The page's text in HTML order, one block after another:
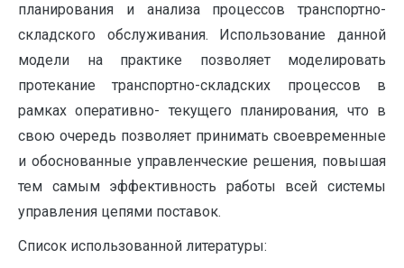
планирования и анализа процессов транспортно-
складского обслуживания. Использование данной
модели на практике позволяет моделировать
протекание транспортно-складских процессов в
рамках оперативно- текущего планирования, что в
свою очередь позволяет принимать своевременные
и обоснованные управленческие решения, повышая
тем самым эффективность работы всей системы
управления цепями поставок.
Список использованной литературы: